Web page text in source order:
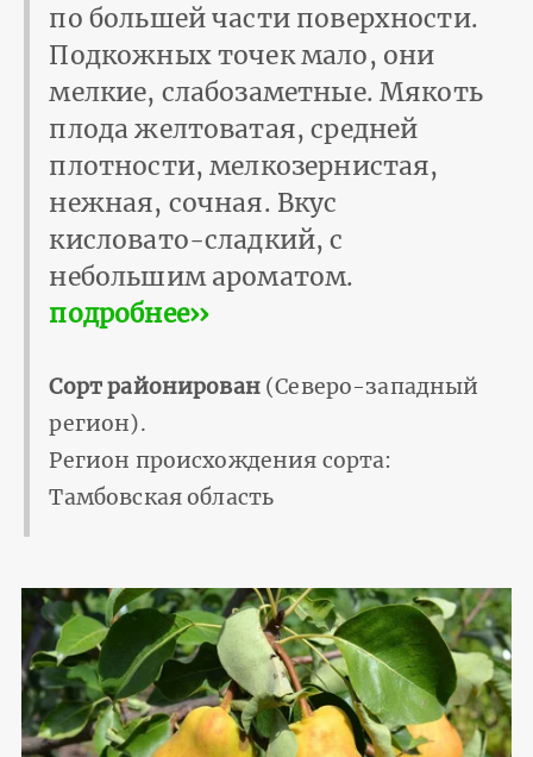
по большей части поверхности.
Подкожных точек мало, они
мелкие, слабозаметные. Мякоть
плода желтоватая, средней
плотности, мелкозернистая,
нежная, сочная. Вкус
кисловато-сладкий, с
небольшим ароматом.
подробнее››
Сорт районирован(Северо-западный
регион).
Регион происхождения сорта:
Тамбовская область